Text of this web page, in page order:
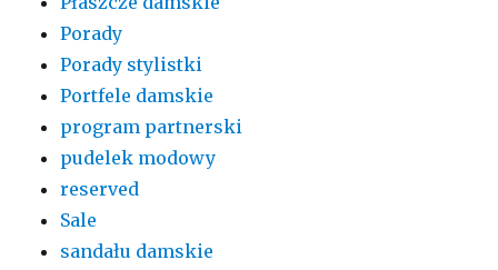
Porady
Porady stylistki
Portfele damskie
program partnerski
pudelek modowy
reserved
Sale
sandału damskie